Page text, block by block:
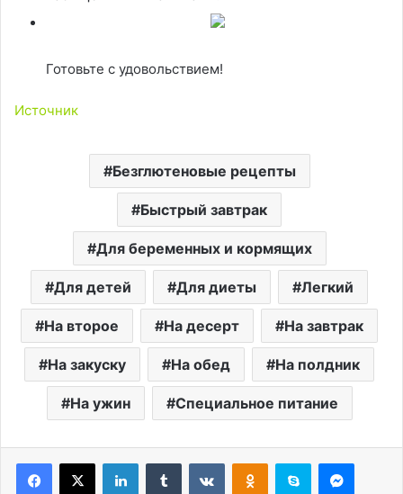
Готовьте с удовольствием!
Источник
Безглютеновые рецепты
Быстрый завтрак
Для беременных и кормящих
Для детей Для диеты Легкий
На второе На десерт На завтрак
На закуску На обед На полдник
На ужин Специальное питание
LinkedInTumblr ВконтактеОдноклассники
Skype